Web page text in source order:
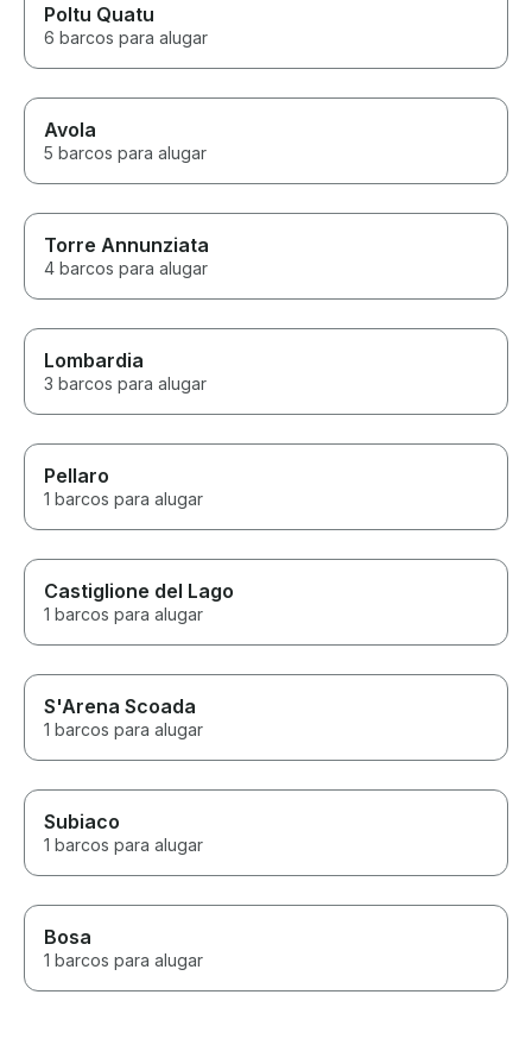
Poltu Quatu
6 barcos para alugar
Avola
5 barcos para alugar
Torre Annunziata
4 barcos para alugar
Lombardia
3 barcos para alugar
Pellaro
1 barcos para alugar
Castiglione del Lago
1 barcos para alugar
S'Arena Scoada
1 barcos para alugar
Subiaco
1 barcos para alugar
Bosa
1 barcos para alugar